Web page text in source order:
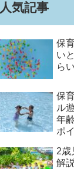
人気記事
保
い
ら
保
ル
年
ポ
2歳
解